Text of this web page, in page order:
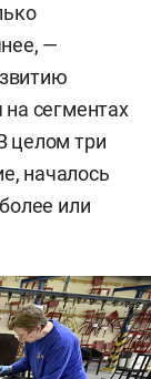
—
на сегментах
целом три
началось
или